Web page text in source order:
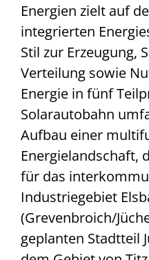
Energien zielt auf
integrierten
Stil zur Erzeugung,
Verteilung sowie
Energie in fünf
Solarautobahn
Aufbau einer
Energielandschaft,
für das
Industriegebiet
(Grevenbroich/
geplanten Stadtteil